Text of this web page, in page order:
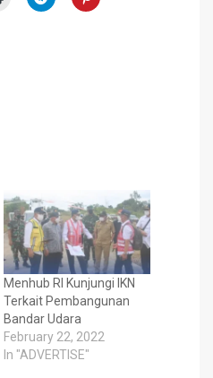
Menhub RI Kunjungi IKN
Terkait Pembangunan
Bandar Udara
February 22, 2022
In "ADVERTISE"